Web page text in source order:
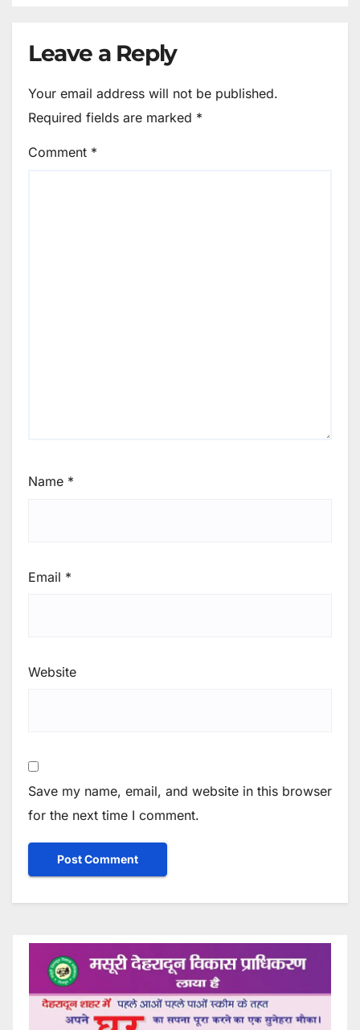
Leave a Reply
Your email address will not be published.
Required fields are marked *
Comment *
Name *
Email *
Website
Save my name, email, and website in this browser
for the next time I comment.